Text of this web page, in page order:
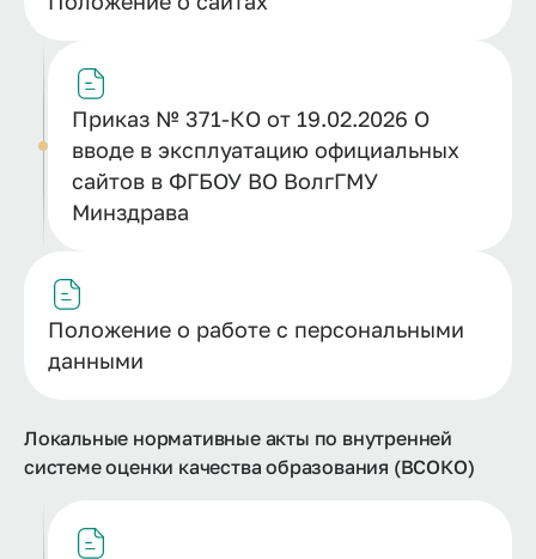
Приказ № 371-КО от 19.02.2026 О
вводе в эксплуатацию официальных
сайтов в ФГБОУ ВО ВолгГМУ
Минздрава
Положение о работе с персональными
данными
Локальные нормативные акты по внутренней
системе оценки качества образования (ВСОКО)